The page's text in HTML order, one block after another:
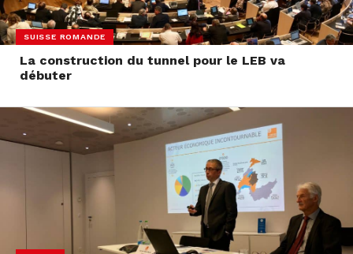
SUISSE ROMANDE
La construction du tunnel pour le LEB va
débuter